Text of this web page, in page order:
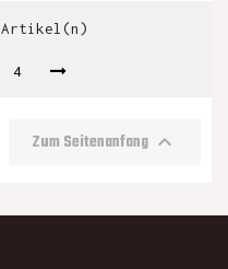
Artikel(n)
4
Zum Seitenanfang 